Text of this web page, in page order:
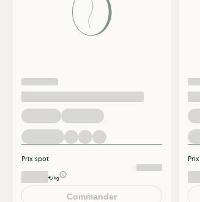
Prix spot
€/kg
Commander